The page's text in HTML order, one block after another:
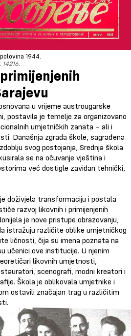
1944.
u vrijeme austrougarske
postavila je temelje za organizovano
umjetničkih zanata – ali i
Današnja zgrada škole, sagrađena
svog postojanja, Srednja škola
se na očuvanje vještina i
već dostigle zavidan tehnički,
doživjela transformaciju i postala
razvoj likovnih i primijenjenih
je nove pristupe obrazovanju,
istražuju različite oblike umjetničkog
ličnosti, čija su imena poznata na
učenici ove institucije. U njenim
likovnih umjetnosti,
scenografi, modni kreatori i
Škola je oblikovala umjetnike i
ostavili značajan trag u različitim